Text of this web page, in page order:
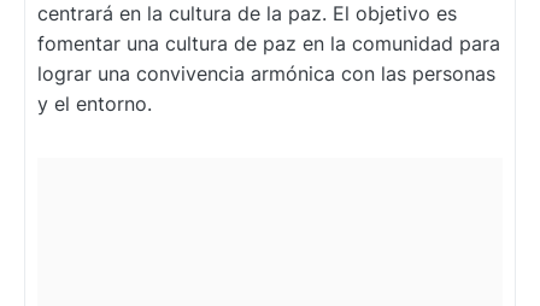
centrará en la cultura de la paz. El objetivo es
fomentar una cultura de paz en la comunidad para
lograr una convivencia armónica con las personas
y el entorno.